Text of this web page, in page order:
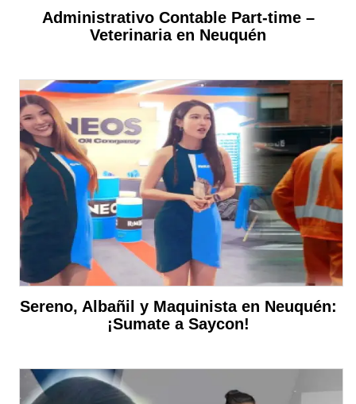
Administrativo Contable Part-time –
Veterinaria en Neuquén
Sereno, Albañil y Maquinista en Neuquén:
¡Sumate a Saycon!